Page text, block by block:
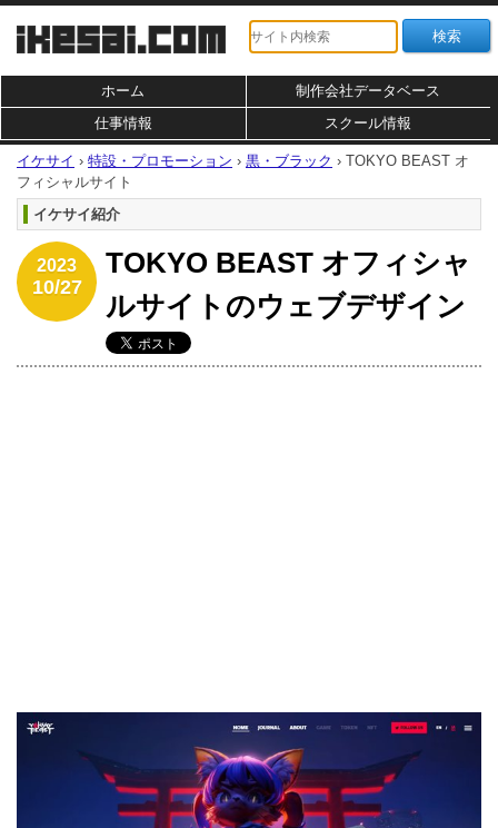
ホーム
制作会社データベース
仕事情報
スクール情報
イケサイ › 特設・プロモーション › 黒・ブラック › TOKYO BEAST オ
フィシャルサイト
イケサイ紹介
2023
10/27
TOKYO BEAST オフィシャ
ルサイトのウェブデザイン